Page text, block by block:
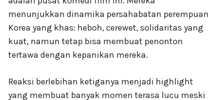
menunjukkan dinamika persahabatan perempuan
Korea yang khas: heboh, cerewet, solidaritas yang
kuat, namun tetap bisa membuat penonton
tertawa dengan kepanikan mereka.
Reaksi berlebihan ketiganya menjadi highlight
yang membuat banyak momen terasa lucu meski